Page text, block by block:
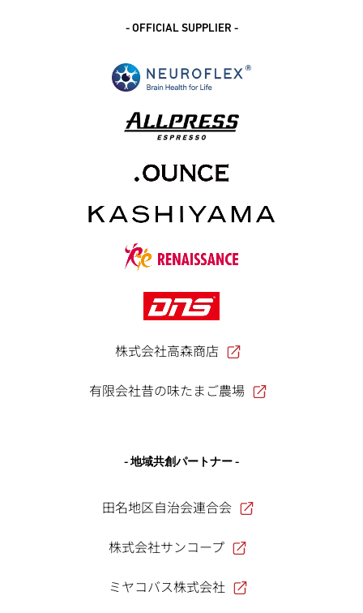
- OFFICIAL SUPPLIER -
株式会社高森商店
有限会社昔の味たまご農場
- 地域共創パートナー -
田名地区自治会連合会
株式会社サンコープ
ミヤコバス株式会社